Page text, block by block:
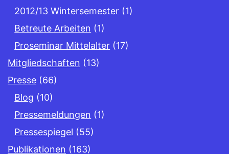
2012/13 Wintersemester (1)
Betreute Arbeiten (1)
Proseminar Mittelalter (17)
Mitgliedschaften (13)
Presse (66)
Blog (10)
Pressemeldungen (1)
Pressespiegel (55)
Publikationen (163)